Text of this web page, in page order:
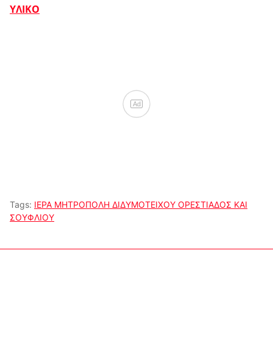
ΥΛΙΚΟ
Ad
Tags: ΙΕΡΑ ΜΗΤΡΟΠΟΛΗ ΔΙΔΥΜΟΤΕΙΧΟΥ ΟΡΕΣΤΙΑΔΟΣ ΚΑΙ
ΣΟΥΦΛΙΟΥ